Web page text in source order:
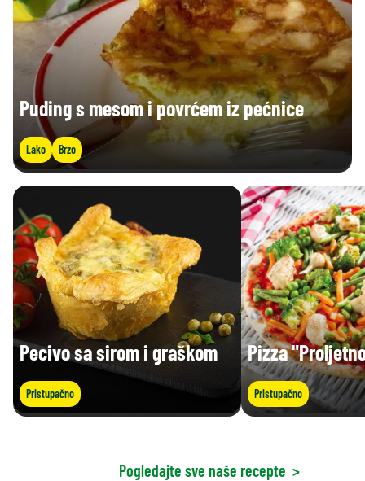
Puding s mesom i povrćem iz pećnice
Lako Brzo
Pecivo sa sirom i graškom
Pristupačno
Pizza
Pristupačno
Pogledajte sve naše recepte >